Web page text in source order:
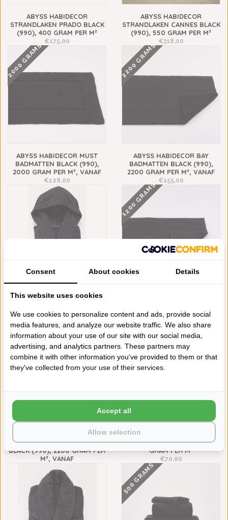
ABYSS HABIDECOR
STRANDLAKEN PRADO BLACK
(990), 400 GRAM PER M²
€175,00
ABYSS HABIDECOR
STRANDLAKEN CANNES BLACK
(990), 550 GRAM PER M²
€318,00
2000 GRAMS
ABYSS HABIDECOR MUST
BADMATTEN BLACK (990),
2000 GRAM PER M², VANAF
€128,00
2200 GRAMS
ABYSS HABIDECOR BAY
BADMATTEN BLACK (990),
2200 GRAM PER M², VANAF
€155,00
ABYSS HABIDECOR ALEX
GRAM PER M², VANAF
1200 GRAMS
1200 GRAM PER M², VANAF
€85,00
2200 GRAMS
REVERSIBLE BADMATTEN
BLACK (990), 2200 GRAM PER
M², VANAF
ABYSS HABIDECOR AMIGO
BLACK SLIPPERS (990), 400
GRAM PER M²
€70,00
500 GRAMS
Consent About cookies Details
This website uses cookies
We use cookies to personalize content and ads, provide social
media features, and analyze our website traffic. We also share
information about your use of our site with our social media,
advertising, and analytics partners. These partners may
combine it with other information you've provided to them or that
they've collected from your use of their services.
Allow selection
Accept all